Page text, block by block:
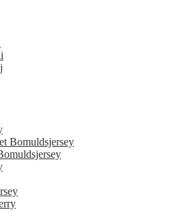
Bomuldsjersey